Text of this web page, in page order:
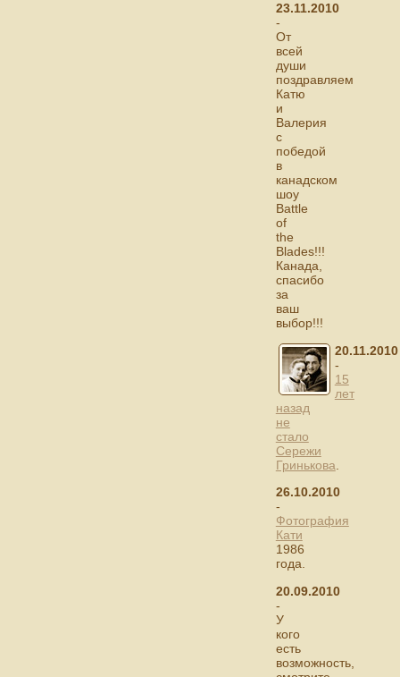
23.11.2010
-
От
всей
души
поздравляем
Катю
и
Валерия
с
победой
в
канадском
шоу
Battle
of
the
Blades!!!
Канада,
спасибо
за
ваш
выбор!!!
20.11.2010
-
15
лет
назад
не
стало
Сережи
Гринькова
26.10.2010
-
Фотография
Кати
1986
года.
20.09.2010
-
У
кого
есть
возможность,